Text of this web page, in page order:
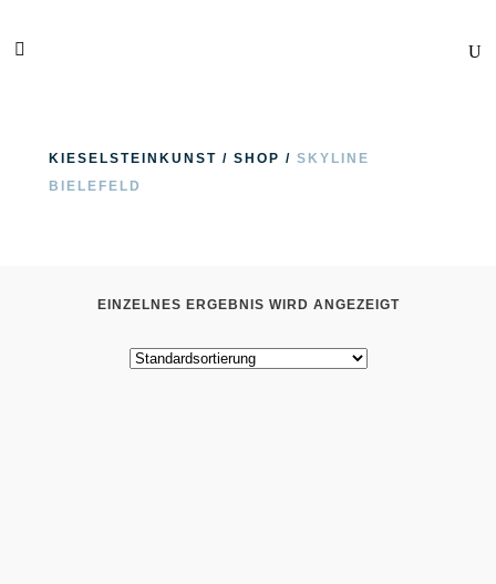
KIESELSTEINKUNST / SHOP / SKYLINE
BIELEFELD
EINZELNES ERGEBNIS WIRD ANGEZEIGT